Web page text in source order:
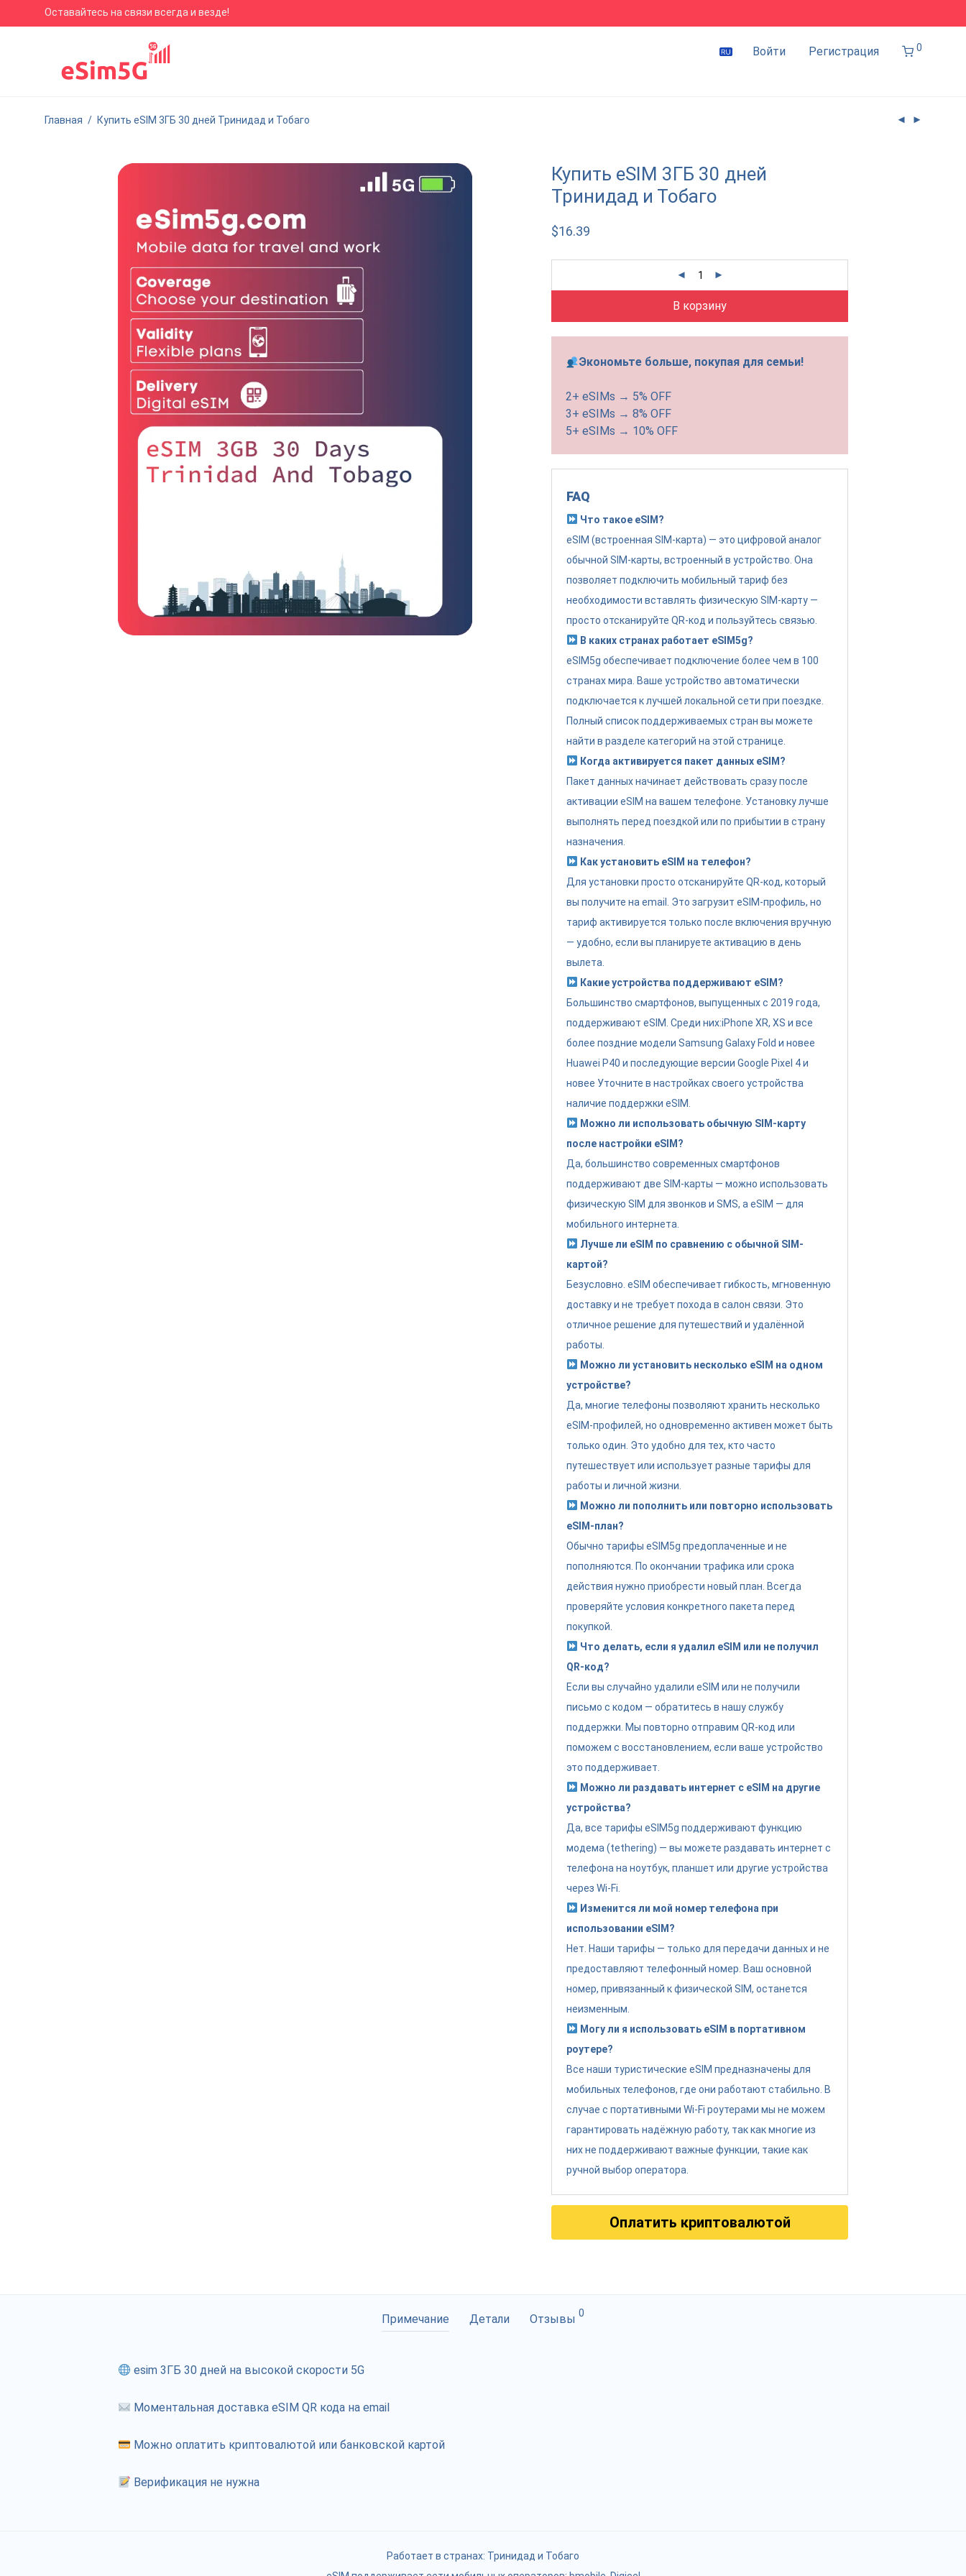
Оставайтесь на связи всегда и везде!
Войти Регистрация 0
Главная / Купить eSIM 3ГБ 30 дней Тринидад и Тобаго
Купить eSIM 3ГБ 30 дней
Тринидад и Тобаго
$16.39
В корзину
Экономьте больше, покупая для семьи!
2+ eSIMs → 5% OFF
3+ eSIMs → 8% OFF
5+ eSIMs → 10% OFF
FAQ
Что такое eSIM?
eSIM (встроенная SIM-карта) — это цифровой аналог
обычной SIM-карты, встроенный в устройство. Она
позволяет подключить мобильный тариф без
необходимости вставлять физическую SIM-карту —
просто отсканируйте QR-код и пользуйтесь связью.
В каких странах работает eSIM5g?
eSIM5g обеспечивает подключение более чем в 100
странах мира. Ваше устройство автоматически
подключается к лучшей локальной сети при поездке.
Полный список поддерживаемых стран вы можете
найти в разделе категорий на этой странице.
Когда активируется пакет данных eSIM?
Пакет данных начинает действовать сразу после
активации eSIM на вашем телефоне. Установку лучше
выполнять перед поездкой или по прибытии в страну
назначения.
Как установить eSIM на телефон?
Для установки просто отсканируйте QR-код, который
вы получите на email. Это загрузит eSIM-профиль, но
тариф активируется только после включения вручную
— удобно, если вы планируете активацию в день
вылета.
Какие устройства поддерживают eSIM?
Большинство смартфонов, выпущенных с 2019 года,
поддерживают eSIM. Среди них:iPhone XR, XS и все
более поздние модели Samsung Galaxy Fold и новее
Huawei P40 и последующие версии Google Pixel 4 и
новее Уточните в настройках своего устройства
наличие поддержки eSIM.
Можно ли использовать обычную SIM-карту
после настройки eSIM?
Да, большинство современных смартфонов
поддерживают две SIM-карты — можно использовать
физическую SIM для звонков и SMS, а eSIM — для
мобильного интернета.
Лучше ли eSIM по сравнению с обычной SIM-
картой?
Безусловно. eSIM обеспечивает гибкость, мгновенную
доставку и не требует похода в салон связи. Это
отличное решение для путешествий и удалённой
работы.
Можно ли установить несколько eSIM на одном
устройстве?
Да, многие телефоны позволяют хранить несколько
eSIM-профилей, но одновременно активен может быть
только один. Это удобно для тех, кто часто
путешествует или использует разные тарифы для
работы и личной жизни.
Можно ли пополнить или повторно использовать
eSIM-план?
Обычно тарифы eSIM5g предоплаченные и не
пополняются. По окончании трафика или срока
действия нужно приобрести новый план. Всегда
проверяйте условия конкретного пакета перед
покупкой.
Что делать, если я удалил eSIM или не получил
QR-код?
Если вы случайно удалили eSIM или не получили
письмо с кодом — обратитесь в нашу службу
поддержки. Мы повторно отправим QR-код или
поможем с восстановлением, если ваше устройство
это поддерживает.
Можно ли раздавать интернет с eSIM на другие
устройства?
Да, все тарифы eSIM5g поддерживают функцию
модема (tethering) — вы можете раздавать интернет с
телефона на ноутбук, планшет или другие устройства
через Wi-Fi.
Изменится ли мой номер телефона при
использовании eSIM?
Нет. Наши тарифы — только для передачи данных и не
предоставляют телефонный номер. Ваш основной
номер, привязанный к физической SIM, останется
неизменным.
Могу ли я использовать eSIM в портативном
роутере?
Все наши туристические eSIM предназначены для
мобильных телефонов, где они работают стабильно. В
случае с портативными Wi-Fi роутерами мы не можем
гарантировать надёжную работу, так как многие из
них не поддерживают важные функции, такие как
ручной выбор оператора.
Оплатить криптовалютой
Примечание Детали Отзывы 0
esim 3ГБ 30 дней на высокой скорости 5G
Моментальная доставка eSIM QR кода на email
Можно оплатить криптовалютой или банковской картой
Верификация не нужна
Работает в странах: Тринидад и Тобаго